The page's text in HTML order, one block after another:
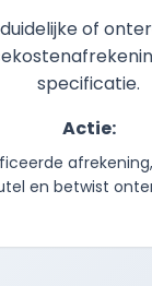
of
specificatie.
Actie:
en betwist